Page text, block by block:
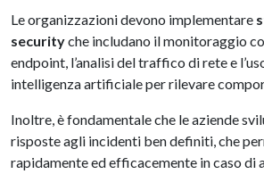
Le organizzazioni devono implementare
securityche includano il monitoraggio
endpoint, l’analisi del traffico di rete e
intelligenza artificiale per rilevare
Inoltre, è fondamentale che le aziende
risposte agli incidenti ben definiti, che
rapidamente ed efficacemente in caso di